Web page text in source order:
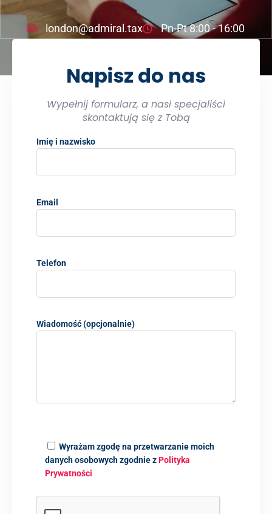
london@admiral.tax Pn-Pt 8:00 - 16:00
Napisz do nas
Wypełnij formularz, a nasi specjaliści
skontaktują się z Tobą
Imię i nazwisko
Email
Telefon
Wiadomość (opcjonalnie)
Wyrażam zgodę na przetwarzanie moich
danych osobowych zgodnie zPolityka
Prywatności